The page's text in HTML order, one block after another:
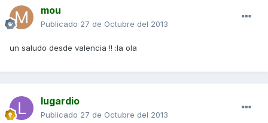
mou
Publicado 27 de Octubre del 2013
un saludo desde valencia !! :la ola
lugardio
Publicado 27 de Octubre del 2013